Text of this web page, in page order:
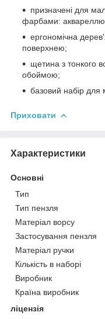
призначені для
фарбами:
ергономічна
поверхнею;
щетина з тонкого
обоймою;
базовий набір для
Приховати
Характеристики
Основні
Тип
Тип пензля
Матеріал ворсу
Застосування пензля
Матеріал ручки
Кількість в наборі
Виробник
Країна виробник
ліцензія